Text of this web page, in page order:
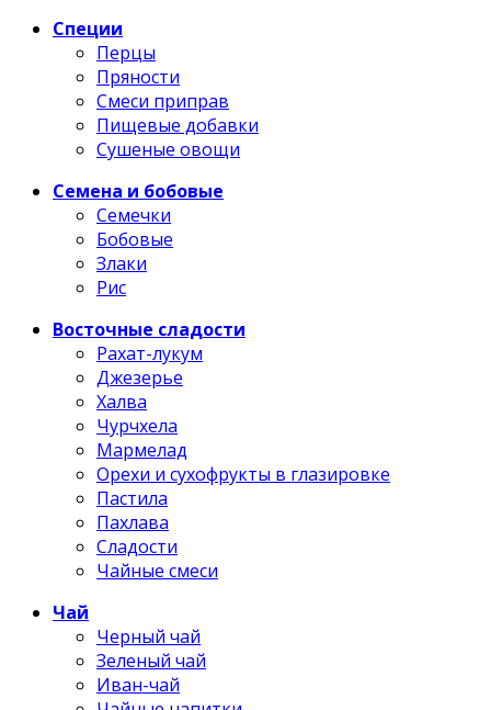
Специи
Перцы
Пряности
Смеси приправ
Пищевые добавки
Сушеные овощи
Семена и бобовые
Семечки
Бобовые
Злаки
Рис
Восточные сладости
Рахат-лукум
Джезерье
Халва
Чурчхела
Мармелад
Орехи и сухофрукты в глазировке
Пастила
Пахлава
Сладости
Чайные смеси
Чай
Черный чай
Зеленый чай
Иван-чай